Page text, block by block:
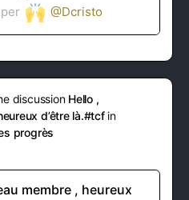
@Dcristo
discussion Hello ,
d’être là.#tcfin
progrès
membre , heureux